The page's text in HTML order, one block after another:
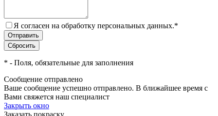
Я согласен на обработку персональных данных.*
* - Поля, обязательные для заполнения
Сообщение отправлено
Ваше сообщение успешно отправлено. В ближайшее время с
Вами свяжется наш специалист
Закрыть окно